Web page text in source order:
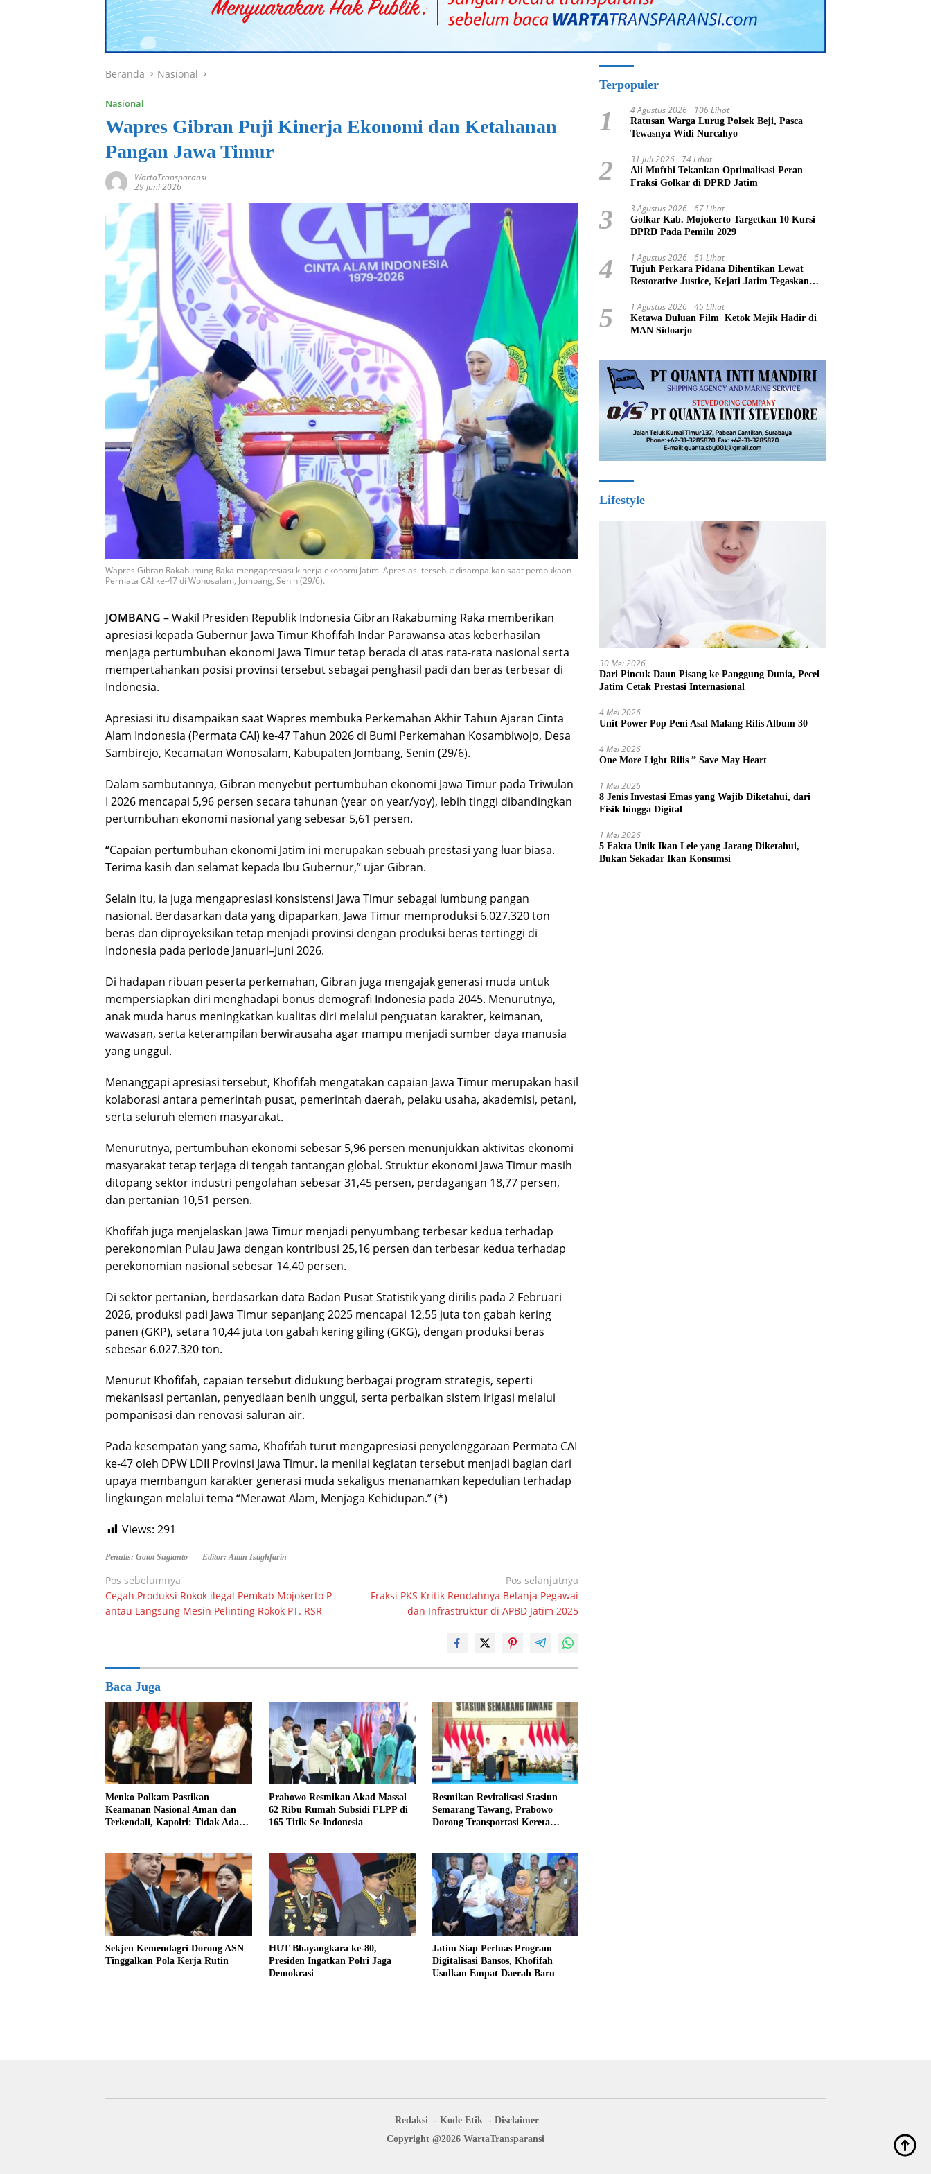
Beranda Nasional
Nasional
Wapres Gibran Puji Kinerja Ekonomi dan Ketahanan
Pangan Jawa Timur
WartaTransparansi
29 Juni 2026
Wapres Gibran Rakabuming Raka mengapresiasi kinerja ekonomi Jatim. Apresiasi tersebut disampaikan saat pembukaan
Permata CAI ke-47 di Wonosalam, Jombang, Senin (29/6).
JOMBANG – Wakil Presiden Republik Indonesia Gibran Rakabuming Raka memberikan
apresiasi kepada Gubernur Jawa Timur Khofifah Indar Parawansa atas keberhasilan
menjaga pertumbuhan ekonomi Jawa Timur tetap berada di atas rata-rata nasional serta
mempertahankan posisi provinsi tersebut sebagai penghasil padi dan beras terbesar di
Indonesia.
Apresiasi itu disampaikan saat Wapres membuka Perkemahan Akhir Tahun Ajaran Cinta
Alam Indonesia (Permata CAI) ke-47 Tahun 2026 di Bumi Perkemahan Kosambiwojo, Desa
Sambirejo, Kecamatan Wonosalam, Kabupaten Jombang, Senin (29/6).
Dalam sambutannya, Gibran menyebut pertumbuhan ekonomi Jawa Timur pada Triwulan
I 2026 mencapai 5,96 persen secara tahunan (year on year/yoy), lebih tinggi dibandingkan
pertumbuhan ekonomi nasional yang sebesar 5,61 persen.
“Capaian pertumbuhan ekonomi Jatim ini merupakan sebuah prestasi yang luar biasa.
Terima kasih dan selamat kepada Ibu Gubernur,” ujar Gibran.
Selain itu, ia juga mengapresiasi konsistensi Jawa Timur sebagai lumbung pangan
nasional. Berdasarkan data yang dipaparkan, Jawa Timur memproduksi 6.027.320 ton
beras dan diproyeksikan tetap menjadi provinsi dengan produksi beras tertinggi di
Indonesia pada periode Januari–Juni 2026.
Di hadapan ribuan peserta perkemahan, Gibran juga mengajak generasi muda untuk
mempersiapkan diri menghadapi bonus demografi Indonesia pada 2045. Menurutnya,
anak muda harus meningkatkan kualitas diri melalui penguatan karakter, keimanan,
wawasan, serta keterampilan berwirausaha agar mampu menjadi sumber daya manusia
yang unggul.
Menanggapi apresiasi tersebut, Khofifah mengatakan capaian Jawa Timur merupakan hasil
kolaborasi antara pemerintah pusat, pemerintah daerah, pelaku usaha, akademisi, petani,
serta seluruh elemen masyarakat.
Menurutnya, pertumbuhan ekonomi sebesar 5,96 persen menunjukkan aktivitas ekonomi
masyarakat tetap terjaga di tengah tantangan global. Struktur ekonomi Jawa Timur masih
ditopang sektor industri pengolahan sebesar 31,45 persen, perdagangan 18,77 persen,
dan pertanian 10,51 persen.
Khofifah juga menjelaskan Jawa Timur menjadi penyumbang terbesar kedua terhadap
perekonomian Pulau Jawa dengan kontribusi 25,16 persen dan terbesar kedua terhadap
perekonomian nasional sebesar 14,40 persen.
Di sektor pertanian, berdasarkan data Badan Pusat Statistik yang dirilis pada 2 Februari
2026, produksi padi Jawa Timur sepanjang 2025 mencapai 12,55 juta ton gabah kering
panen (GKP), setara 10,44 juta ton gabah kering giling (GKG), dengan produksi beras
sebesar 6.027.320 ton.
Menurut Khofifah, capaian tersebut didukung berbagai program strategis, seperti
mekanisasi pertanian, penyediaan benih unggul, serta perbaikan sistem irigasi melalui
pompanisasi dan renovasi saluran air.
Pada kesempatan yang sama, Khofifah turut mengapresiasi penyelenggaraan Permata CAI
ke-47 oleh DPW LDII Provinsi Jawa Timur. Ia menilai kegiatan tersebut menjadi bagian dari
upaya membangun karakter generasi muda sekaligus menanamkan kepedulian terhadap
lingkungan melalui tema “Merawat Alam, Menjaga Kehidupan.” (*)
Views: 291
Penulis: Gatot Sugianto Editor: Amin Istighfarin
Navigasi
pos
Pos sebelumnya
Cegah Produksi Rokok ilegal Pemkab Mojokerto P
antau Langsung Mesin Pelinting Rokok PT. RSR
Pos selanjutnya
Fraksi PKS Kritik Rendahnya Belanja Pegawai
dan Infrastruktur di APBD Jatim 2025
Baca Juga
Menko Polkam Pastikan
Keamanan Nasional Aman dan
Terkendali, Kapolri: Tidak Ada
Prabowo Resmikan Akad Massal
62 Ribu Rumah Subsidi FLPP di
165 Titik Se-Indonesia
Resmikan Revitalisasi Stasiun
Semarang Tawang, Prabowo
Dorong Transportasi Kereta
Sekjen Kemendagri Dorong ASN
Tinggalkan Pola Kerja Rutin
HUT Bhayangkara ke-80,
Presiden Ingatkan Polri Jaga
Demokrasi
Jatim Siap Perluas Program
Digitalisasi Bansos, Khofifah
Usulkan Empat Daerah Baru
Terpopuler
1 4 Agustus 2026 106 Lihat
Ratusan Warga Lurug Polsek Beji, Pasca
Tewasnya Widi Nurcahyo
2 31 Juli 2026 74 Lihat
Ali Mufthi Tekankan Optimalisasi Peran
Fraksi Golkar di DPRD Jatim
3 3 Agustus 2026 67 Lihat
Golkar Kab. Mojokerto Targetkan 10 Kursi
DPRD Pada Pemilu 2029
4 1 Agustus 2026 61 Lihat
Tujuh Perkara Pidana Dihentikan Lewat
Restorative Justice, Kejati Jatim Tegaskan
5 1 Agustus 2026 45 Lihat
Ketawa Duluan Film Ketok Mejik Hadir di
MAN Sidoarjo
Lifestyle
30 Mei 2026
Dari Pincuk Daun Pisang ke Panggung Dunia, Pecel
Jatim Cetak Prestasi Internasional
4 Mei 2026
Unit Power Pop Peni Asal Malang Rilis Album 30
4 Mei 2026
One More Light Rilis ” Save May Heart
1 Mei 2026
8 Jenis Investasi Emas yang Wajib Diketahui, dari
Fisik hingga Digital
1 Mei 2026
5 Fakta Unik Ikan Lele yang Jarang Diketahui,
Bukan Sekadar Ikan Konsumsi
Redaksi Kode Etik
Disclaimer
Copyright @2026 WartaTransparansi